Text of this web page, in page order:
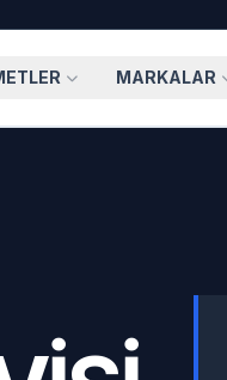
MARKALAR